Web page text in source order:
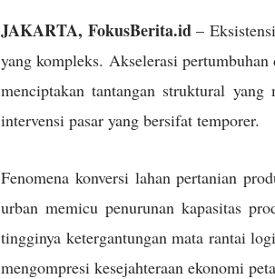
JAKARTA, FokusBerita.id–
yang kompleks. Akselerasi
menciptakan tantangan struktural yang
intervensi pasar yang bersifat temporer.
Fenomena konversi lahan pertanian
urban memicu penurunan kapasitas
tingginya ketergantungan mata rantai
mengompresi kesejahteraan ekonomi